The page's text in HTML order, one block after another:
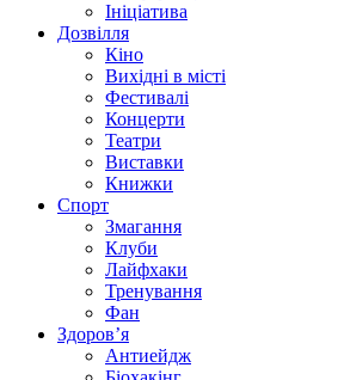
Ініціатива
Дозвілля
Кіно
Вихідні в місті
Фестивалі
Концерти
Театри
Виставки
Книжки
Спорт
Змагання
Клуби
Лайфхаки
Тренування
Фан
Здоров’я
Антиейдж